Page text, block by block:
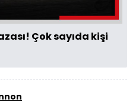
Çok sayıda kişi